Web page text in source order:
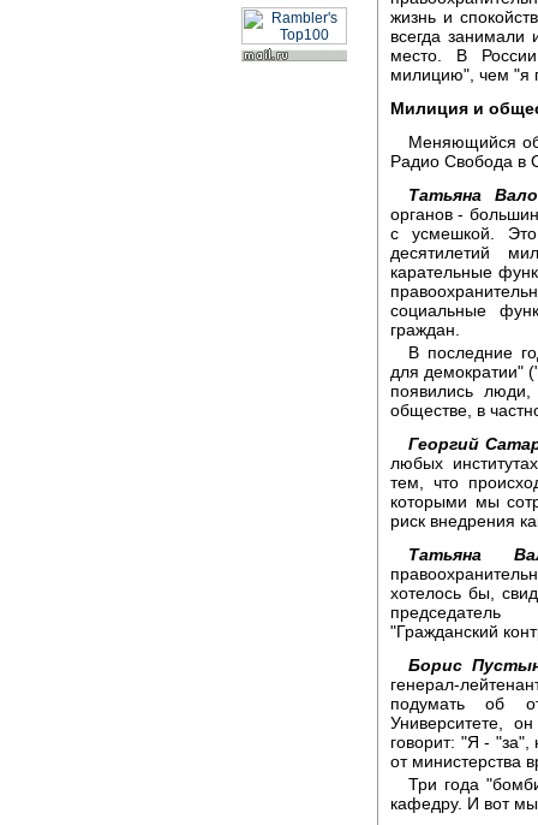
жизнь и
всегда
место. В
милицию", чем "я
Милиция и
Меняющийся
Радио Свобода в
Татьяна
органов -
с усмешкой.
десятилетий
карательные
социальные
граждан.
В последние
для демократии"
появились
обществе, в
Георгий
любых
тем, что
которыми мы
риск внедрения
Татьяна
хотелось бы,
председатель
"Гражданский
Борис
генерал-
подумать об
Университете,
говорит: "Я -
от министерства
Три года
кафедру. И вот мы